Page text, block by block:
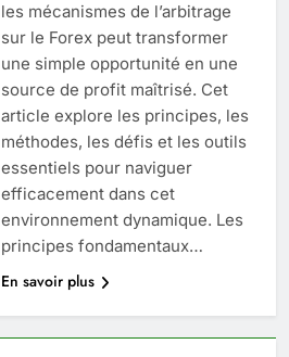
les mécanismes de l’arbitrage
sur le Forex peut transformer
une simple opportunité en une
source de profit maîtrisé. Cet
article explore les principes, les
méthodes, les défis et les outils
essentiels pour naviguer
efficacement dans cet
environnement dynamique. Les
principes fondamentaux…
En savoir plus